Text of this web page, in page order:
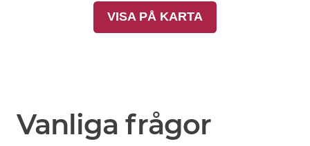
VISA PÅ KARTA
Vanliga frågor